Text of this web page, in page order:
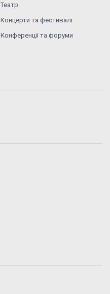
Театр
Концерти та фестивалі
Конференції та форуми